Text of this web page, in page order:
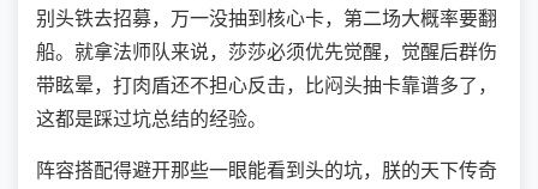
别头铁去招募，万一没抽到核心卡，第二场大概率要翻
船。就拿法师队来说，莎莎必须优先觉醒，觉醒后群伤
带眩晕，打肉盾还不担心反击，比闷头抽卡靠谱多了，
这都是踩过坑总结的经验。
阵容搭配得避开那些一眼能看到头的坑，朕的天下传奇